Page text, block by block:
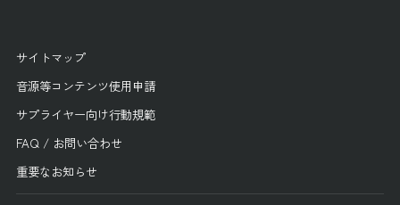
サイトマップ
音源等コンテンツ使用申請
サプライヤー向け行動規範
FAQ / お問い合わせ
重要なお知らせ